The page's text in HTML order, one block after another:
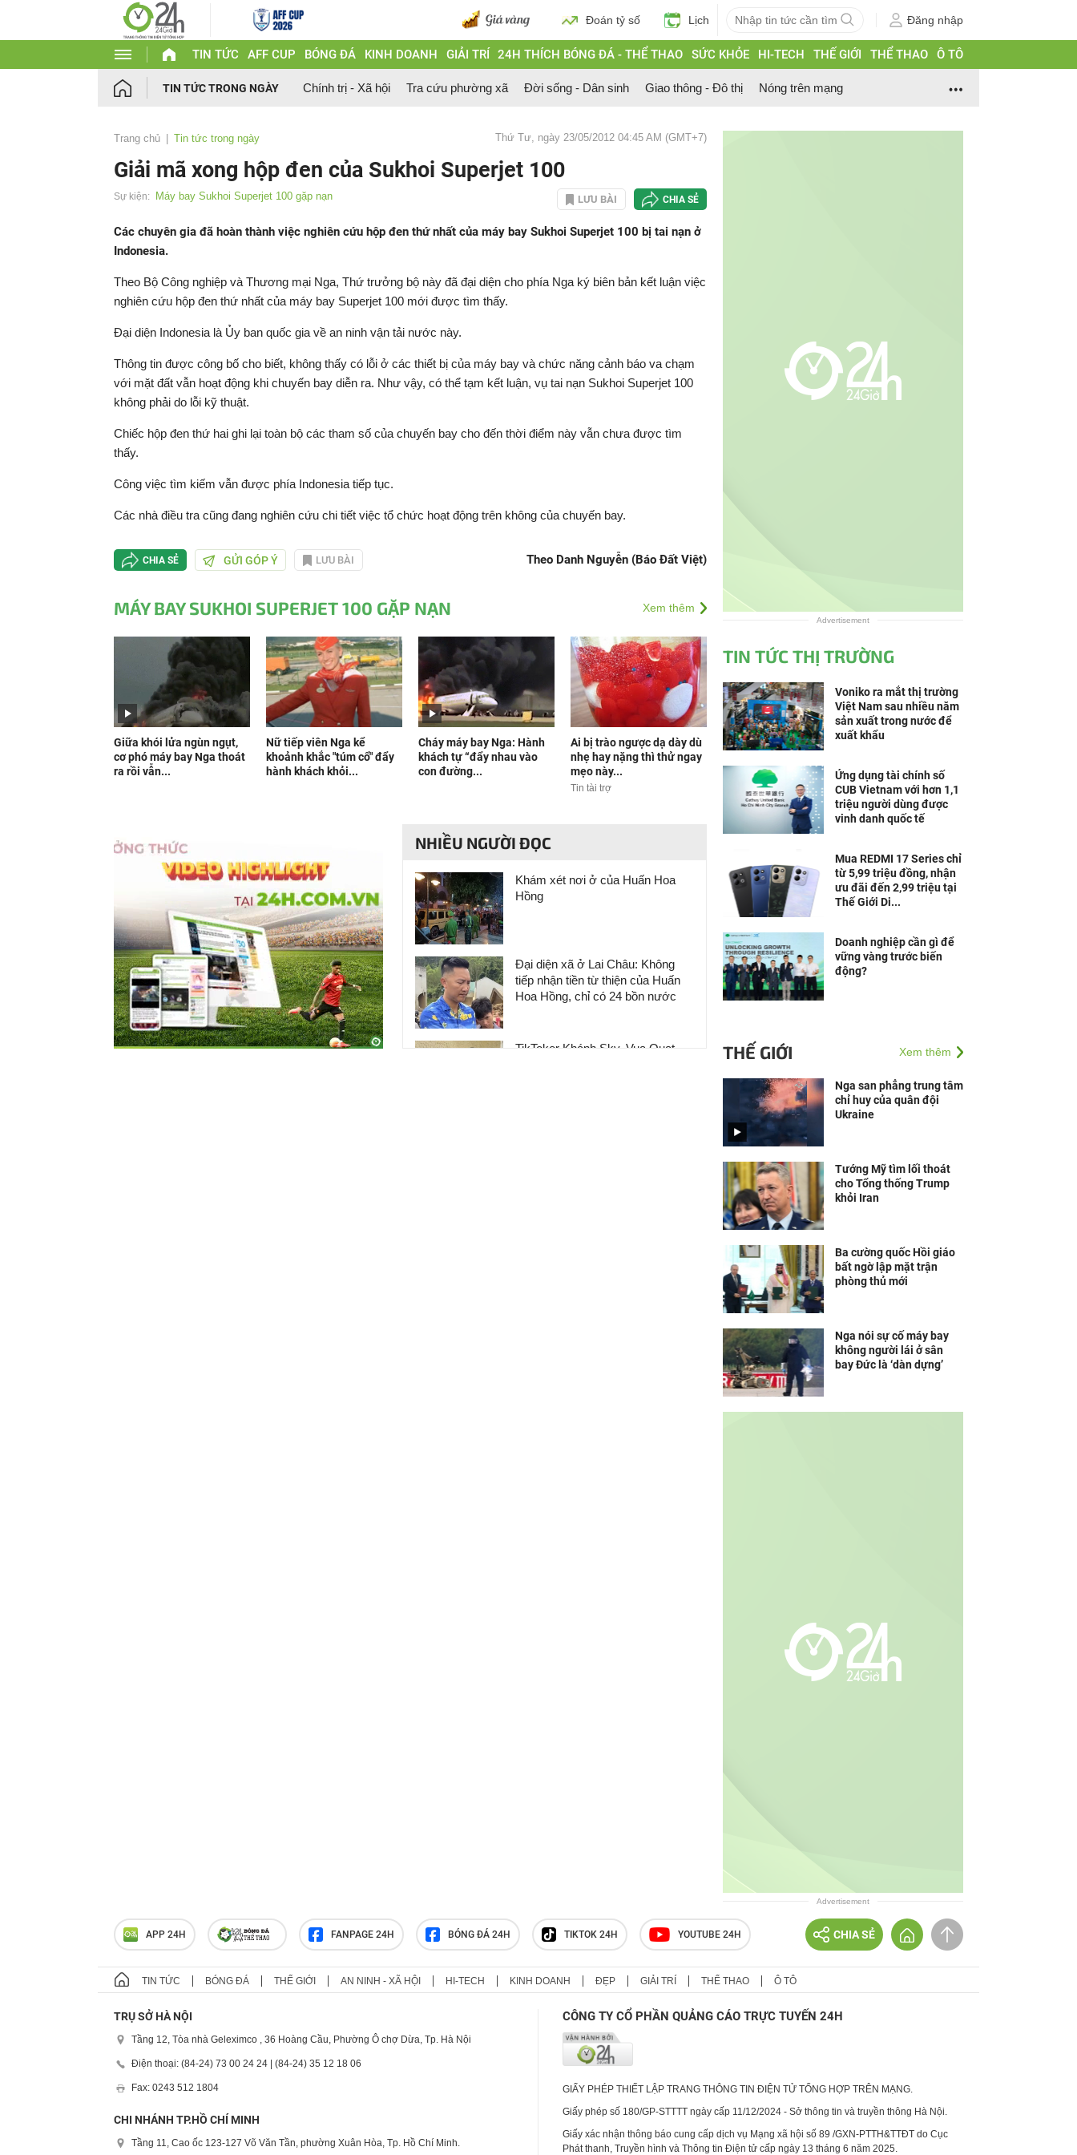
Đoán tỷ số Lịch Đăng nhập
TIN TỨC AFF CUP BÓNG ĐÁ KINH DOANH GIẢI TRÍ 24H THÍCH BÓNG ĐÁ - THỂ THAO SỨC KHỎE HI-TECH THẾ GIỚI THỂ THAO Ô TÔ
TIN TỨC TRONG NGÀY Chính trị - Xã hội Tra cứu phường xã Đời sống - Dân sinh Giao thông - Đô thị Nóng trên mạng
Trang chủ Tin tức trong ngày Thứ Tư, ngày 23/05/2012 04:45 AM (GMT+7)
Giải mã xong hộp đen của Sukhoi Superjet 100
Sự kiện: Máy bay Sukhoi Superjet 100 gặp nạn LƯU BÀI CHIA SẺ
Các chuyên gia đã hoàn thành việc nghiên cứu hộp đen thứ nhất của máy bay Sukhoi Superjet 100 bị tai nạn ở
Indonesia.
Theo Bộ Công nghiệp và Thương mại Nga, Thứ trưởng bộ này đã đại diện cho phía Nga ký biên bản kết luận việc
nghiên cứu hộp đen thứ nhất của máy bay Superjet 100 mới được tìm thấy.
Đại diện Indonesia là Ủy ban quốc gia về an ninh vận tải nước này.
Thông tin được công bố cho biết, không thấy có lỗi ở các thiết bị của máy bay và chức năng cảnh báo va chạm
với mặt đất vẫn hoạt động khi chuyến bay diễn ra. Như vậy, có thể tạm kết luận, vụ tai nạn Sukhoi Superjet 100
không phải do lỗi kỹ thuật.
Chiếc hộp đen thứ hai ghi lại toàn bộ các tham số của chuyến bay cho đến thời điểm này vẫn chưa được tìm
thấy.
Công việc tìm kiếm vẫn được phía Indonesia tiếp tục.
Các nhà điều tra cũng đang nghiên cứu chi tiết việc tổ chức hoạt động trên không của chuyến bay.
CHIA SẺ GỬI GÓP Ý LƯU BÀI Theo Danh Nguyễn (Báo Đất Việt)
MÁY BAY SUKHOI SUPERJET 100 GẶP NẠN Xem thêm
Giữa khói lửa ngùn ngụt,
cơ phó máy bay Nga thoát
ra rồi vẫn...
Nữ tiếp viên Nga kể
khoảnh khắc "túm cổ" đẩy
hành khách khỏi...
Cháy máy bay Nga: Hành
khách tự “đẩy nhau vào
con đường...
Ai bị trào ngược dạ dày dù
nhẹ hay nặng thì thử ngay
mẹo này...
Tin tài trợ
NHIỀU NGƯỜI ĐỌC
Khám xét nơi ở của Huấn Hoa
Hồng
Đại diện xã ở Lai Châu: Không
tiếp nhận tiền từ thiện của Huấn
Hoa Hồng, chỉ có 24 bồn nước
TikToker Khánh Sky, Vua Quạt,
Advertisement
TIN TỨC THỊ TRƯỜNG
Voniko ra mắt thị trường
Việt Nam sau nhiều năm
sản xuất trong nước để
xuất khẩu
Ứng dụng tài chính số
CUB Vietnam với hơn 1,1
triệu người dùng được
vinh danh quốc tế
Mua REDMI 17 Series chỉ
từ 5,99 triệu đồng, nhận
ưu đãi đến 2,99 triệu tại
Thế Giới Di...
Doanh nghiệp cần gì để
vững vàng trước biến
động?
THẾ GIỚI Xem thêm
Nga san phẳng trung tâm
chỉ huy của quân đội
Ukraine
Tướng Mỹ tìm lối thoát
cho Tổng thống Trump
khỏi Iran
Ba cường quốc Hồi giáo
bất ngờ lập mặt trận
phòng thủ mới
Nga nói sự cố máy bay
không người lái ở sân
bay Đức là ‘dàn dựng’
Advertisement
APP 24H FANPAGE 24H BÓNG ĐÁ 24H TIKTOK 24H YOUTUBE 24H CHIA SẺ
TIN TỨC BÓNG ĐÁ THẾ GIỚI AN NINH - XÃ HỘI HI-TECH KINH DOANH ĐẸP GIẢI TRÍ THỂ THAO Ô TÔ
TRỤ SỞ HÀ NỘI
Tầng 12, Tòa nhà Geleximco , 36 Hoàng Cầu, Phường Ô chợ Dừa, Tp. Hà Nội
Điện thoại: (84-24) 73 00 24 24 | (84-24) 35 12 18 06
Fax: 0243 512 1804
CHI NHÁNH TP.HỒ CHÍ MINH
Tầng 11, Cao ốc 123-127 Võ Văn Tần, phường Xuân Hòa, Tp. Hồ Chí Minh.
CÔNG TY CỔ PHẦN QUẢNG CÁO TRỰC TUYẾN 24H
GIẤY PHÉP THIẾT LẬP TRANG THÔNG TIN ĐIỆN TỬ TỔNG HỢP TRÊN MẠNG.
Giấy phép số 180/GP-STTTT ngày cấp 11/12/2024 - Sở thông tin và truyền thông Hà Nội.
Giấy xác nhận thông báo cung cấp dịch vụ Mạng xã hội số 89 /GXN-PTTH&TTĐT do Cục
Phát thanh, Truyền hình và Thông tin Điện tử cấp ngày 13 tháng 6 năm 2025.